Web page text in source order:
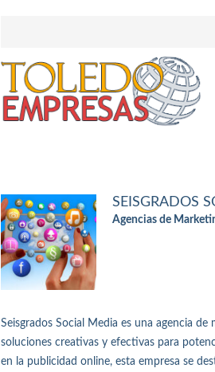
SEISGRADOS
Agencias de
Seisgrados Social Media es una agencia
soluciones creativas y efectivas para
en la publicidad online, esta empresa se